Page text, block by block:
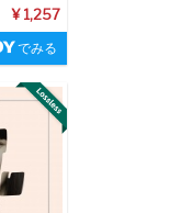
¥ 1,257
でみる